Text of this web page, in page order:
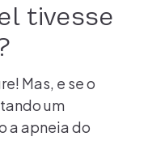
tivesse
Mas, e se o
um
a apneia do